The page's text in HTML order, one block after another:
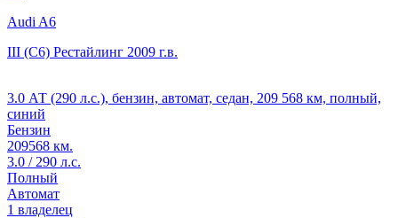
Audi A6
III (C6) Рестайлинг 2009 г.в.
3.0 АТ (290 л.с.), бензин, автомат, седан, 209 568 км, полный,
синий
Бензин
209568 км.
3.0 / 290 л.с.
Полный
Автомат
1 владелец